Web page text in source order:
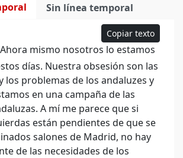
Sin línea temporal
Copiar texto
Ahora mismo nosotros lo estamos
días. Nuestra obsesión son las
los problemas de los andaluzes y
en una campaña de las
A mí me parece que si
están pendientes de que se
salones de Madrid, no hay
de las necesidades de los